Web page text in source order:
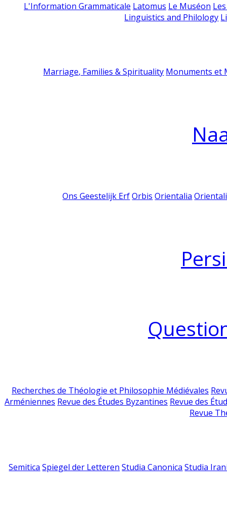
L'Information Grammaticale Latomus Le Muséon
Linguistics and Philology
Marriage, Families & Spirituality Monuments et
Ons Geestelijk Erf Orbis Orientalia
Recherches de Théologie et Philosophie Médiévales
Arméniennes Revue des Études Byzantines Revue des
Revue
Semitica Spiegel der Letteren Studia Canonica Studia